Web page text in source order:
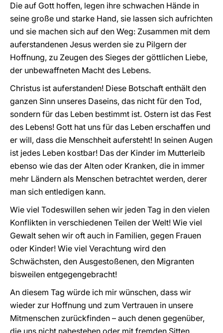
Die auf Gott hoffen, legen ihre schwachen Hände in
seine große und starke Hand, sie lassen sich aufrichten
und sie machen sich auf den Weg: Zusammen mit dem
auferstandenen Jesus werden sie zu Pilgern der
Hoffnung, zu Zeugen des Sieges der göttlichen Liebe,
der unbewaffneten Macht des Lebens.
Christus ist auferstanden! Diese Botschaft enthält den
ganzen Sinn unseres Daseins, das nicht für den Tod,
sondern für das Leben bestimmt ist. Ostern ist das Fest
des Lebens! Gott hat uns für das Leben erschaffen und
er will, dass die Menschheit aufersteht! In seinen Augen
ist jedes Leben kostbar! Das der Kinder im Mutterleib
ebenso wie das der Alten oder Kranken, die in immer
mehr Ländern als Menschen betrachtet werden, derer
man sich entledigen kann.
Wie viel Todeswillen sehen wir jeden Tag in den vielen
Konflikten in verschiedenen Teilen der Welt! Wie viel
Gewalt sehen wir oft auch in Familien, gegen Frauen
oder Kinder! Wie viel Verachtung wird den
Schwächsten, den Ausgestoßenen, den Migranten
bisweilen entgegengebracht!
An diesem Tag würde ich mir wünschen, dass wir
wieder zur Hoffnung und zum Vertrauen in unsere
Mitmenschen zurückfinden – auch denen gegenüber,
die uns nicht nahestehen oder mit fremden Sitten,